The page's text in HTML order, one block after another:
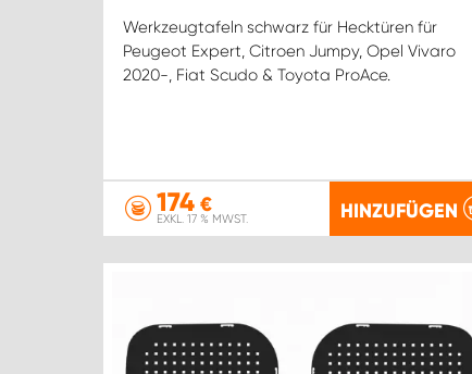
Werkzeugtafeln schwarz für Hecktüren für
Peugeot Expert, Citroen Jumpy, Opel Vivaro
2020-, Fiat Scudo & Toyota ProAce.
174 €
EXKL. 17 % MWST. HINZUFÜGEN